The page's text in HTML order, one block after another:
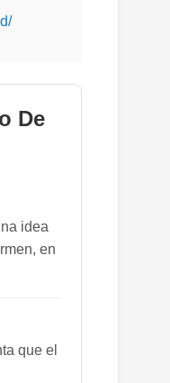
De
idea
en
que el